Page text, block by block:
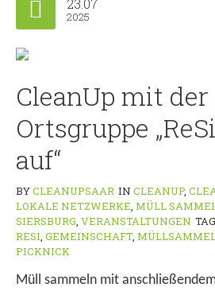
23.07
2025
CleanUp mit der
Ortsgruppe
auf“
BYCLEANUPSAAR IN CLEANUP,
LOKALE NETZWERKE, MÜLL
SIERSBURG, VERANSTALTUNGEN
RESI, GEMEINSCHAFT,
PICKNICK
Müll sammeln mit